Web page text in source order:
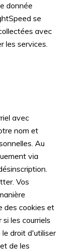
donnée
se
avec
les services.
avec
nom et
Au
via
Vos
des cookies et
les courriels
droit d'utiliser
de les